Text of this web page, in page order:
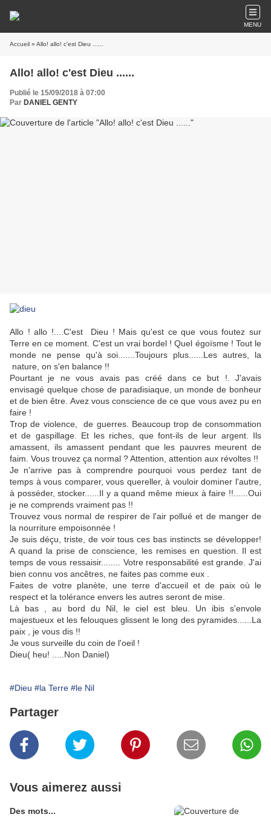
MENU
Accueil » Allo! allo! c'est Dieu ......
Allo! allo! c'est Dieu ......
Publié le 15/09/2018 à 07:00
Par DANIEL GENTY
Allo ! allo !....C'est Dieu ! Mais qu'est ce que vous foutez sur
Terre en ce moment. C'est un vrai bordel ! Quel égoïsme ! Tout le
monde ne pense qu'à soi.......Toujours plus......Les autres, la
nature, on s'en balance !!
Pourtant je ne vous avais pas créé dans ce but !. J'avais
envisagé quelque chose de paradisiaque, un monde de bonheur
et de bien être. Avez vous conscience de ce que vous avez pu en
faire !
Trop de violence, de guerres. Beaucoup trop de consommation
et de gaspillage. Et les riches, que font-ils de leur argent. Ils
amassent, ils amassent pendant que les pauvres meurent de
faim. Vous trouvez ça normal ? Attention, attention aux révoltes !!
Je n'arrive pas à comprendre pourquoi vous perdez tant de
temps à vous comparer, vous quereller, à vouloir dominer l'autre,
à posséder, stocker......Il y a quand même mieux à faire !!......Oui
je ne comprends vraiment pas !!
Trouvez vous normal de respirer de l'air pollué et de manger de
la nourriture empoisonnée !
Je suis déçu, triste, de voir tous ces bas instincts se développer!
A quand la prise de conscience, les remises en question. Il est
temps de vous ressaisir........ Votre responsabilité est grande. J'ai
bien connu vos ancêtres, ne faites pas comme eux .
Faites de votre planète, une terre d'accueil et de paix où le
respect et la tolérance envers les autres seront de mise.
Là bas , au bord du Nil, le ciel est bleu. Un ibis s'envole
majestueux et les felouques glissent le long des pyramides......La
paix , je vous dis !!
Je vous surveille du coin de l'oeil !
Dieu( heu! .....Non Daniel)
#Dieu #la Terre #le Nil
Partager
Vous aimerez aussi
Des mots...